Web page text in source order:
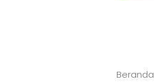
Beranda